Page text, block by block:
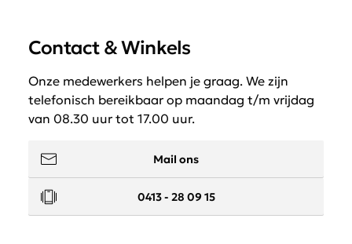
Contact & Winkels
Onze medewerkers helpen je graag. We zijn
telefonisch bereikbaar op maandag t/m vrijdag
van 08.30 uur tot 17.00 uur.
Mail ons
0413 - 28 09 15